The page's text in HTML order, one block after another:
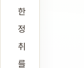
한
정
취
를